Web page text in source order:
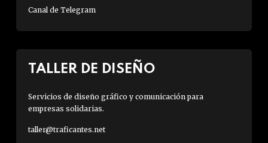
Canal de Telegram
TALLER DE DISEÑO
Servicios de diseño gráfico y comunicación para
empresas solidarias.
taller@traficantes.net